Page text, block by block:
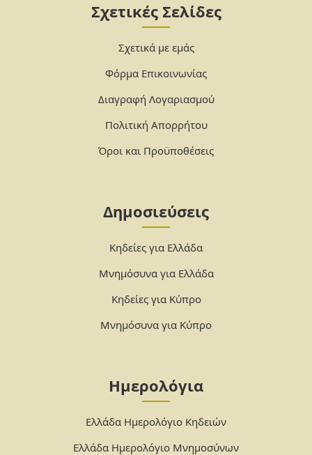
Σχετικές Σελίδες
Σχετικά με εμάς
Φόρμα Επικοινωνίας
Διαγραφή Λογαριασμού
Πολιτική Απορρήτου
Όροι και Προϋποθέσεις
Δημοσιεύσεις
Κηδείες για Ελλάδα
Μνημόσυνα για Ελλάδα
Κηδείες για Κύπρο
Μνημόσυνα για Κύπρο
Ημερολόγια
Ελλάδα Ημερολόγιο Κηδειών
Ελλάδα Ημερολόγιο Μνημοσύνων